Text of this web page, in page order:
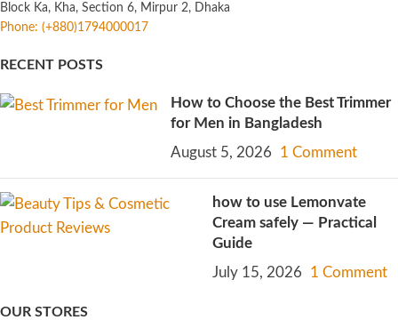
Block Ka, Kha, Section 6, Mirpur 2, Dhaka
Phone: (+880)1794000017
RECENT POSTS
How to Choose the Best Trimmer
for Men in Bangladesh
August 5, 2026
1 Comment
how to use Lemonvate
Cream safely — Practical
Guide
July 15, 2026
1 Comment
OUR STORES